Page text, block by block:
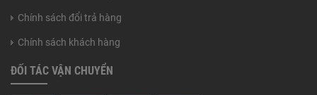
Chính sách đổi trả hàng
Chính sách khách hàng
ĐỐI TÁC VẬN CHUYỂN